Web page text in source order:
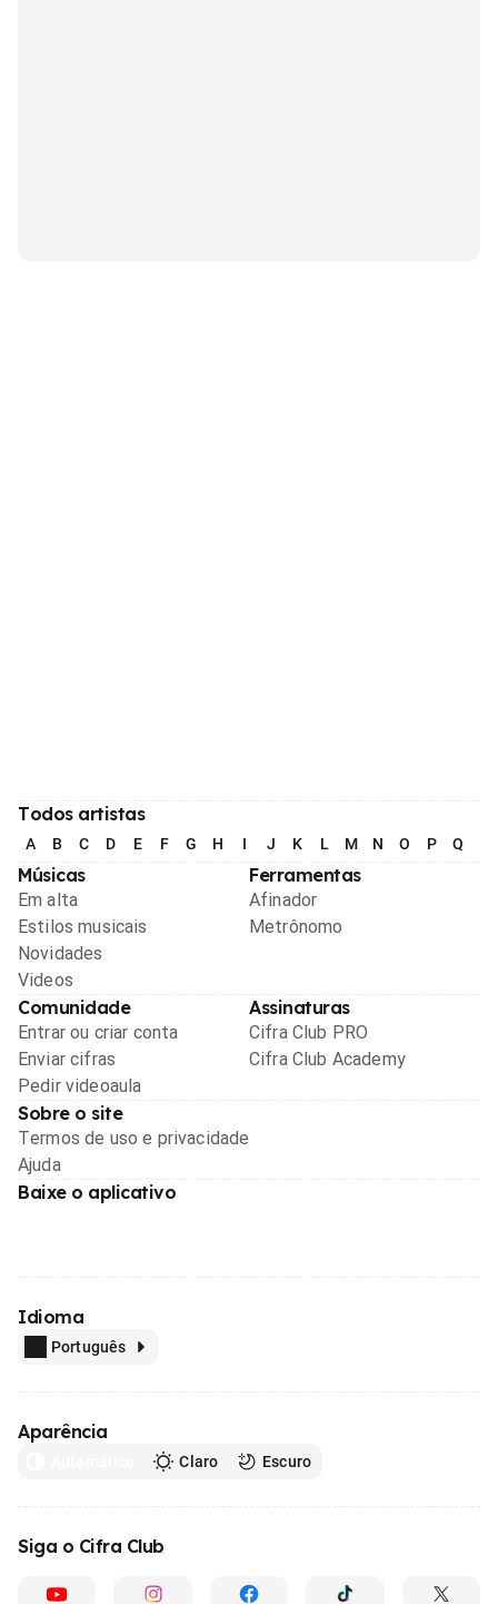
Todos artistas
A B C D E F G H I J K L M N O P Q
Músicas
Em alta
Estilos musicais
Novidades
Videos
Ferramentas
Afinador
Metrônomo
Comunidade
Entrar ou criar conta
Enviar cifras
Pedir videoaula
Assinaturas
Cifra Club PRO
Cifra Club Academy
Sobre o site
Termos de uso e privacidade
Ajuda
Baixe o aplicativo
Idioma
Português
Aparência
Claro Escuro
Siga o Cifra Club